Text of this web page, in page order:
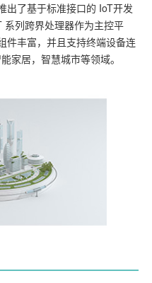
出了基于标准接口的 IoT开发
列跨界处理器作为主控平
件丰富，并且支持终端设备连
家居，智慧城市等领域。